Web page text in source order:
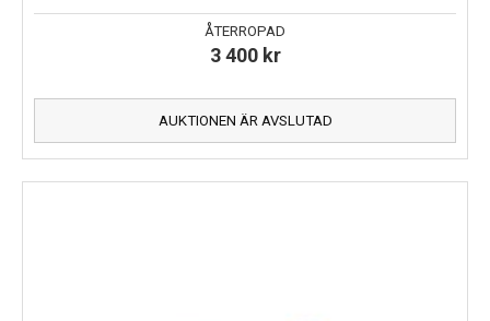
ÅTERROPAD
3 400 kr
AUKTIONEN ÄR AVSLUTAD